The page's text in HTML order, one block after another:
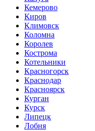
Кемерово
Киров
Климовск
Коломна
Королев
Кострома
Котельники
Красногорск
Краснодар
Красноярск
Курган
Курск
Липецк
Лобня